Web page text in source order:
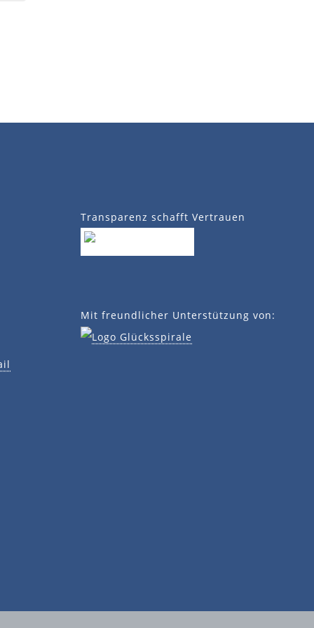
Transparenz schafft Vertrauen
Mit freundlicher Unterstützung von: